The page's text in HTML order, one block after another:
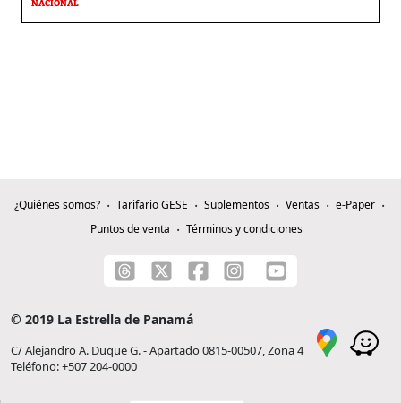
NACIONAL
¿Quiénes somos? Tarifario GESE Suplementos Ventas
e-Paper
Puntos de venta
Términos y condiciones
© 2019 La Estrella de Panamá
C/ Alejandro A. Duque G. - Apartado 0815-00507, Zona 4
Teléfono: +507 204-0000